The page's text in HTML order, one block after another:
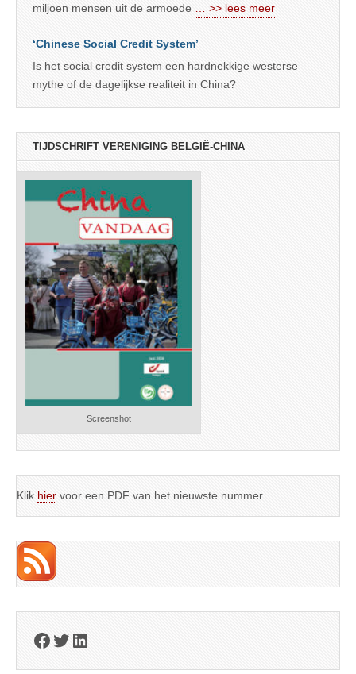
miljoen mensen uit de armoede
… >> lees meer
‘Chinese Social Credit System’
Is het social credit system een hardnekkige westerse
mythe of de dagelijkse realiteit in China?
TIJDSCHRIFT VERENIGING BELGIË-CHINA
Screenshot
Klik hier voor een PDF van het nieuwste nummer
Facebook
Twitter
LinkedIn